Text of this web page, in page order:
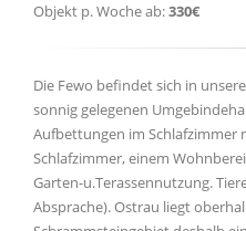
Objekt p. Woche ab:330€
Die Fewo befindet sich in
sonnig gelegenen
Aufbettungen im Schlafzimmer
Schlafzimmer, einem
Garten-u.Terassennutzung.
Absprache). Ostrau liegt